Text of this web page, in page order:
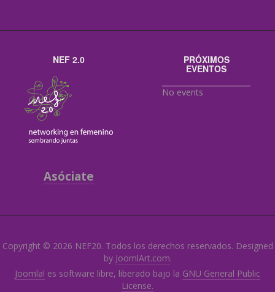
NEF 2.0
Asóciate
PRÓXIMOS
EVENTOS
No events
Copyright © 2026 NEF20. Todos los derechos reservados. Designed
by JoomlArt.com.
Joomla! es software libre, liberado bajo la GNU General Public
License.